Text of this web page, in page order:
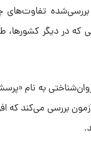
تفاوت‌های
در دیگر کشورها،
به نام
بررسی می‌کند که